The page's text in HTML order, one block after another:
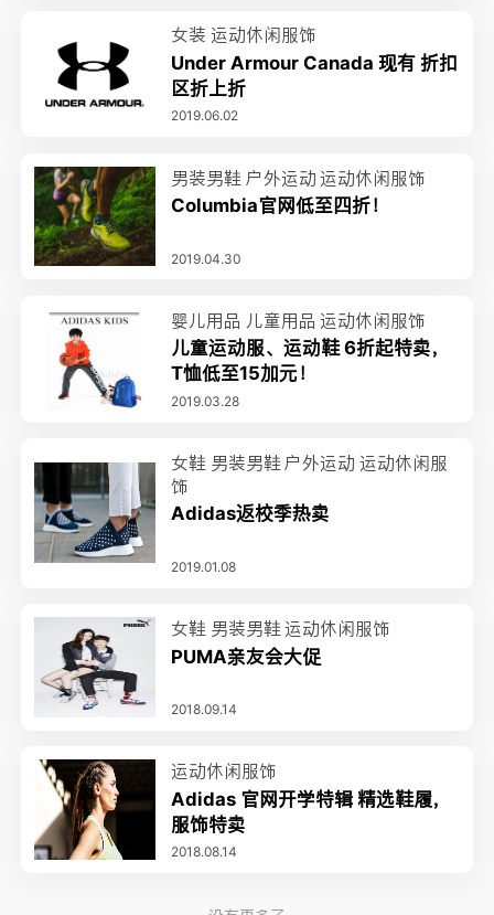
女装 运动休闲服饰
Under Armour Canada 现有 折扣
区折上折
2019.06.02
男装男鞋 户外运动 运动休闲服饰
Columbia官网低至四折！
2019.04.30
婴儿用品 儿童用品 运动休闲服饰
儿童运动服、运动鞋 6折起特卖，
T恤低至15加元！
2019.03.28
女鞋 男装男鞋户外运动 运动休闲服
饰
Adidas返校季热卖
2019.01.08
女鞋 男装男鞋运动休闲服饰
PUMA亲友会大促
2018.09.14
运动休闲服饰
Adidas 官网开学特辑 精选鞋履，
服饰特卖
2018.08.14